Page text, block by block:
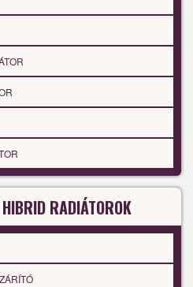
RADIÁTOROK